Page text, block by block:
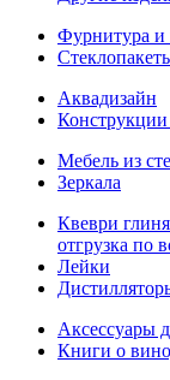
Фурнитура и
Аквадизайн
Конструкции
Мебель из
Зеркала
Квеври
отгрузка по
Лейки
Аксессуары
Книги о